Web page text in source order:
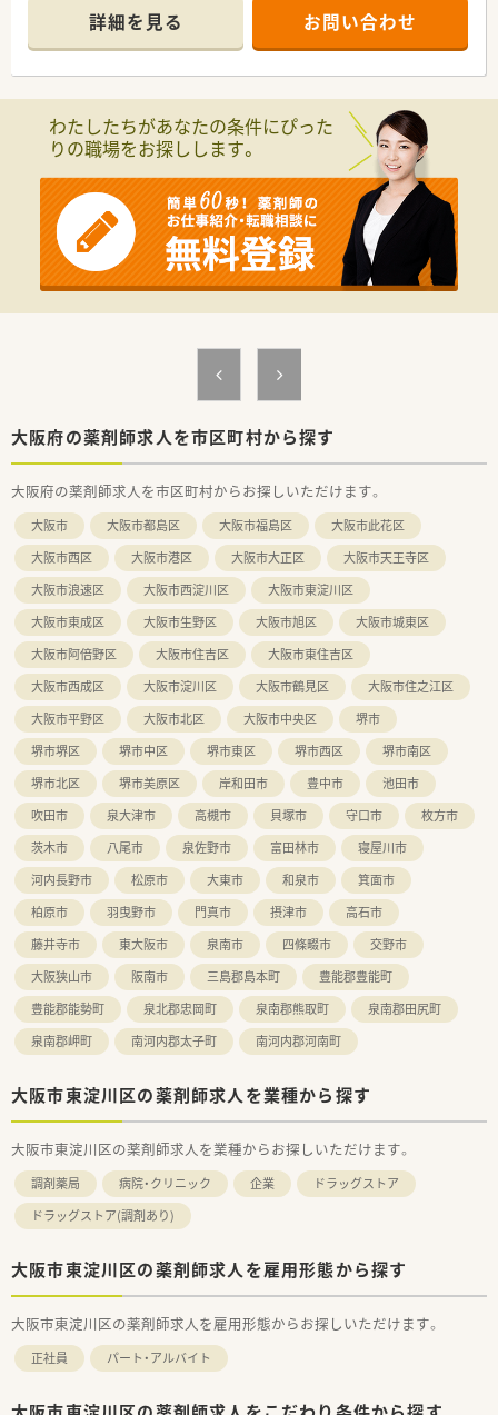
の方には早期の昇格チャンスが満載です。
＊------------------------------------------＊
【店舗情報と応需状況について】
急京都本線の上新庄駅からも徒歩11分ほどで通勤できる好立地
です。
■お隣にある古濱整形外科クリニックより整形外科や内科の処
方箋を受け付けており、1日の外来患者数は平均30名ほどとなり
ます。
■地域密着の面対応としての外来調剤に加え、計2施設・約70名
規模の高齢者施設への施設在宅業務をバランスよく担っていま
す。
【職場環境と雰囲気】
■店舗には常勤3名、パート1名の薬剤師と医療事務スタッフが
■2020年10月に開局したマンション1階の店舗のため、局内は
■お勤めされている方の平均年齢は40代中盤と非常に落ち着い
ており、お互いを尊重し助け合いながら稼働している職場です。
【想定されるキャリアイメージ】
■中途入社の方への教育体制が整っており、現場での丁寧なOJT
研修のほかeラーニングによる認定薬剤師資格の取得を全額支援
します。
■2ヶ月に1回、住道駅近くの会館にてドクターを囲む座談会形
式の疾患別社内研修を開催しており、最新の臨床医学を深く学べ
ます。
■管理薬剤師には早い方で入社3年前後で就任できるほか、将来
的にはブロック長や本部付の部長へと着実なステップアップが
可能です。
詳細を見る お問い合わせ
わたしたちがあなたの条件にぴった
りの職場をお探しします。
大阪府の薬剤師求人を市区町村から探す
大阪府の薬剤師求人を市区町村からお探しいただけます。
大阪市 大阪市都島区 大阪市福島区
大阪市此花区
大阪市西区
大阪市港区 大阪市大正区
大阪市天王寺区
大阪市浪速区
大阪市西淀川区
大阪市東淀川区
大阪市東成区
大阪市生野区 大阪市旭区
大阪市城東区
大阪市阿倍野区
大阪市住吉区
大阪市東住吉区
大阪市西成区
大阪市淀川区 大阪市鶴見区
大阪市住之江区
大阪市平野区
大阪市北区 大阪市中央区
堺市
堺市堺区
堺市中区 堺市東区 堺市西区
堺市南区
堺市北区
堺市美原区 岸和田市 豊中市
池田市
吹田市
泉大津市 高槻市 貝塚市 守口市
枚方市
茨木市
八尾市 泉佐野市 富田林市
寝屋川市
河内長野市
松原市 大東市 和泉市
箕面市
柏原市
羽曳野市 門真市 摂津市
高石市
藤井寺市
東大阪市 泉南市 四條畷市
交野市
大阪狭山市
阪南市 三島郡島本町
豊能郡豊能町
豊能郡能勢町
泉北郡忠岡町 泉南郡熊取町
泉南郡田尻町
泉南郡岬町
南河内郡太子町 南河内郡河南町
大阪市東淀川区の薬剤師求人を業種から探す
大阪市東淀川区の薬剤師求人を業種からお探しいただけます。
調剤薬局 病院・クリニック 企業
ドラッグストア
ドラッグストア(調剤あり)
大阪市東淀川区の薬剤師求人を雇用形態から探す
大阪市東淀川区の薬剤師求人を雇用形態からお探しいただけます。
正社員 パート・アルバイト